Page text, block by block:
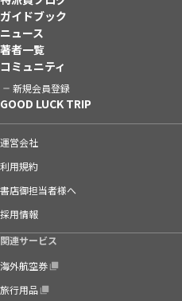
ガイドブック
ニュース
著者一覧
コミュニティ
新規会員登録
GOOD LUCK TRIP
運営会社
利用規約
書店御担当者様へ
採用情報
関連サービス
海外航空券
旅行用品